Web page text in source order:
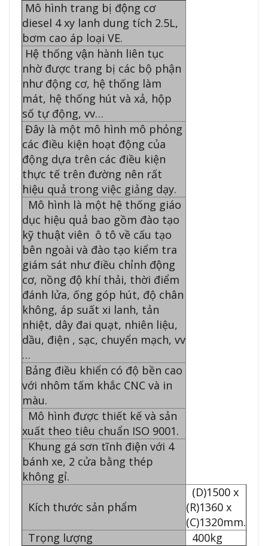
Mô hình trang bị động cơ
diesel 4 xy lanh dung tích 2.5L,
bơm cao áp loại VE.
Hệ thống vận hành liên tục
nhờ được trang bị các bộ phận
như động cơ, hệ thống làm
mát, hệ thống hút và xả, hộp
số tự động, vv…
Đây là một mô hình mô phỏng
các điều kiện hoạt động của
động dựa trên các điều kiện
thực tế trên đường nên rất
hiệu quả trong việc giảng dạy.
Mô hình là một hệ thống giáo
dục hiệu quả bao gồm đào tạo
kỹ thuật viên ô tô về cấu tạo
bên ngoài và đào tạo kiểm tra
giám sát như điều chỉnh động
cơ, nồng độ khí thải, thời điểm
đánh lửa, ống góp hút, độ chân
không, áp suất xi lanh, tản
nhiệt, dây đai quạt, nhiên liệu,
dầu, điện , sạc, chuyển mạch, vv
…
Bảng điều khiển có độ bền cao
với nhôm tấm khắc CNC và in
màu.
Mô hình được thiết kế và sản
xuất theo tiêu chuẩn ISO 9001.
Khung gá sơn tĩnh điện với 4
bánh xe, 2 cửa bằng thép
không gỉ.
Kích thước sản phẩm
(D)1500 x
(R)1360 x
(C)1320mm.
Trọng lượng
400kg